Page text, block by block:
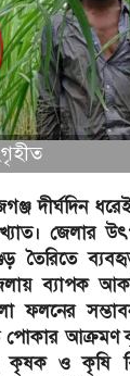
দীর্ঘদিন
জেলার
গুড় তৈরিতে
ব্যাপক
ফলনের
আক্রমণ
কৃষক ও কৃষি